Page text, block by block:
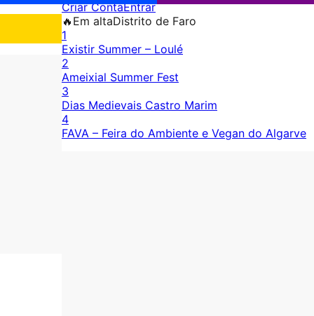
Criar ContaEntrar
🔥 Em altaDistrito de Faro
1
Existir Summer – Loulé
2
Ameixial Summer Fest
3
Dias Medievais Castro Marim
4
FAVA – Feira do Ambiente e Vegan do Algarve